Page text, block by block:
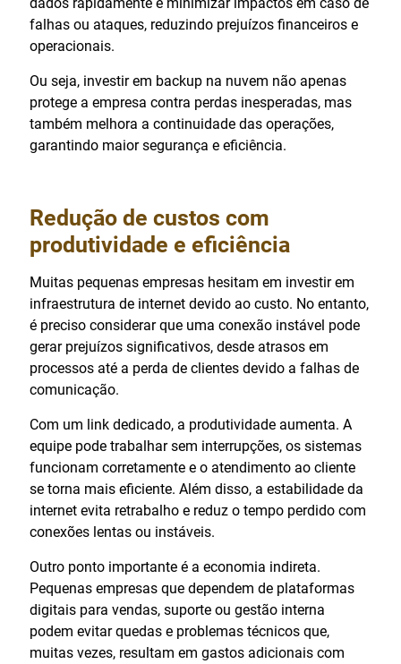
falhas ou ataques, reduzindo prejuízos financeiros e
operacionais.
Ou seja, investir em backup na nuvem não apenas
protege a empresa contra perdas inesperadas, mas
também melhora a continuidade das operações,
garantindo maior segurança e eficiência.
Redução de custos com
produtividade e eficiência
Muitas pequenas empresas hesitam em investir em
infraestrutura de internet devido ao custo. No entanto,
é preciso considerar que uma conexão instável pode
gerar prejuízos significativos, desde atrasos em
processos até a perda de clientes devido a falhas de
comunicação.
Com um link dedicado, a produtividade aumenta. A
equipe pode trabalhar sem interrupções, os sistemas
funcionam corretamente e o atendimento ao cliente
se torna mais eficiente. Além disso, a estabilidade da
internet evita retrabalho e reduz o tempo perdido com
conexões lentas ou instáveis.
Outro ponto importante é a economia indireta.
Pequenas empresas que dependem de plataformas
digitais para vendas, suporte ou gestão interna
podem evitar quedas e problemas técnicos que,
muitas vezes, resultam em gastos adicionais com